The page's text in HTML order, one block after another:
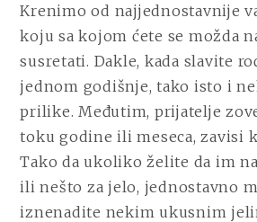
Krenimo od najjednostavnije
koju sa kojom ćete se možda
susretati. Dakle, kada slavite
jednom godišnje, tako isto i
prilike. Međutim, prijatelje
toku godine ili meseca, zavisi
Tako da ukoliko želite da im
ili nešto za jelo, jednostavno
iznenadite nekim ukusnim